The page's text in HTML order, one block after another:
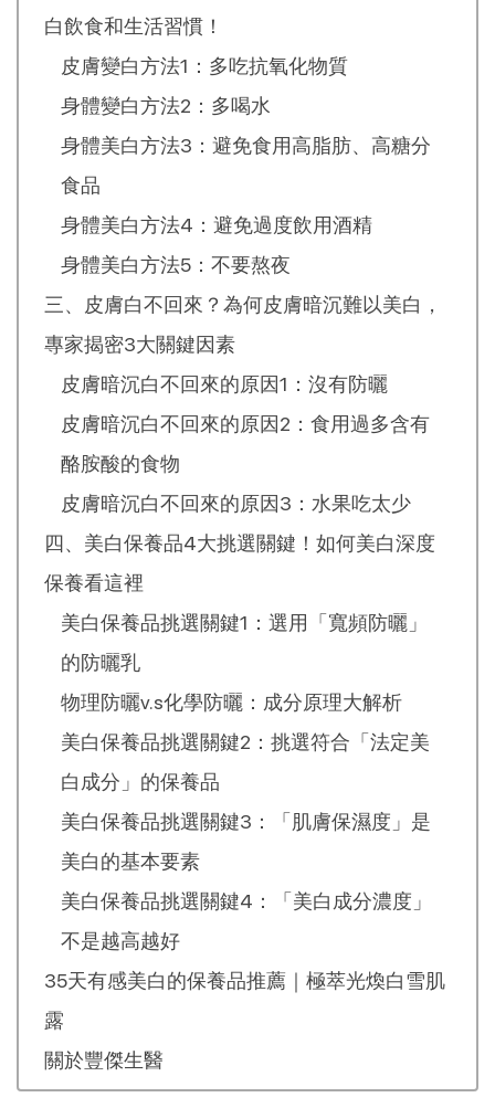
白飲食和生活習慣！
皮膚變白方法1：多吃抗氧化物質
身體變白方法2：多喝水
身體美白方法3：避免食用高脂肪、高糖分
食品
身體美白方法4：避免過度飲用酒精
身體美白方法5：不要熬夜
三、皮膚白不回來？為何皮膚暗沉難以美白，
專家揭密3大關鍵因素
皮膚暗沉白不回來的原因1：沒有防曬
皮膚暗沉白不回來的原因2：食用過多含有
酪胺酸的食物
皮膚暗沉白不回來的原因3：水果吃太少
四、美白保養品4大挑選關鍵！如何美白深度
保養看這裡
美白保養品挑選關鍵1：選用「寬頻防曬」
的防曬乳
物理防曬v.s化學防曬：成分原理大解析
美白保養品挑選關鍵2：挑選符合「法定美
白成分」的保養品
美白保養品挑選關鍵3：「肌膚保濕度」是
美白的基本要素
美白保養品挑選關鍵4：「美白成分濃度」
不是越高越好
35天有感美白的保養品推薦｜極萃光煥白雪肌
露
關於豐傑生醫